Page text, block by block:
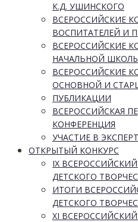
К.Д. УШИНСКОГО
ВСЕРОССИЙСКИЕ
ВОСПИТАТЕЛЕЙ И
ВСЕРОССИЙСКИЕ
НАЧАЛЬНОЙ
ВСЕРОССИЙСКИЕ
ОСНОВНОЙ И
ПУБЛИКАЦИИ
ВСЕРОССИЙСКАЯ
КОНФЕРЕНЦИЯ
УЧАСТИЕ В
ОТКРЫТЫЙ КОНКУРС
IX
ДЕТСКОГО
ИТОГИ
ДЕТСКОГО
XI